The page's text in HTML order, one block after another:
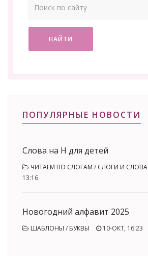
НАЙТИ
ПОПУЛЯРНЫЕ НОВОСТИ
Слова на Н для детей
ЧИТАЕМ ПО СЛОГАМ / СЛОГИ И СЛОВА
13:16
Новогодний алфавит 2025
ШАБЛОНЫ / БУКВЫ 10-ОКТ, 16:23